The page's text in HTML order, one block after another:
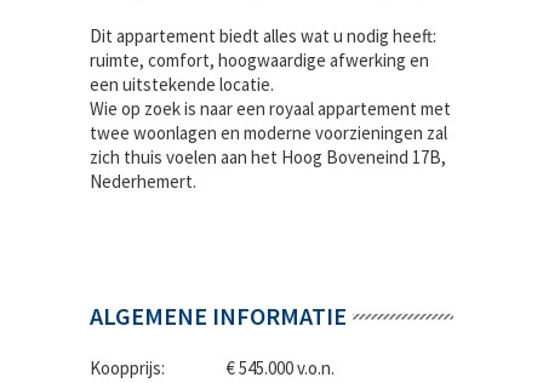
Dit appartement biedt alles wat u nodig heeft:
ruimte, comfort, hoogwaardige afwerking en
een uitstekende locatie.
Wie op zoek is naar een royaal appartement met
twee woonlagen en moderne voorzieningen zal
zich thuis voelen aan het Hoog Boveneind 17B,
Nederhemert.
ALGEMENE INFORMATIE
Koopprijs:
€ 545.000 v.o.n.